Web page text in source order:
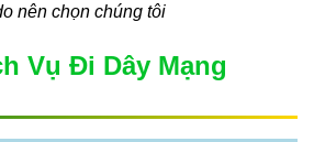
nên chọn chúng tôi
Vụ Đi Dây Mạng